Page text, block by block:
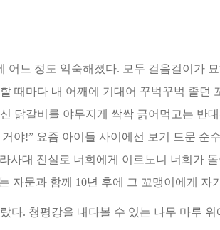
어느 정도 익숙해졌다. 모두 걸음걸이가
때마다 내 어깨에 기 대어 꾸벅꾸벅 졸던
닭갈비를 야무지게 싹싹 긁어먹고는 반
야!” 요즘 아이들 사이에선 보기 드문 순
사대 진실로 너희에게 이르 노니 너희가
자문과 함께 10년 후에 그 꼬맹이에게
다. 청평강을 내다볼 수 있는 나무 마루 위